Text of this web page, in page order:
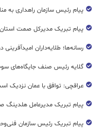
پیام رئیس سازمان راهداری به
پیام تبریک مدیرکل صمت استان
رسانه‌ها؛ طلایه‌داران
گلایه رئیس صنف جایگاه‌های سوخت کشور از
عراقچی: توافق با عمان نزدیک
پیام تبریک مدیرعامل هلدینگ
پیام تبریک رئیس سازمان